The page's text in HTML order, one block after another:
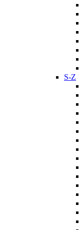
S-Z